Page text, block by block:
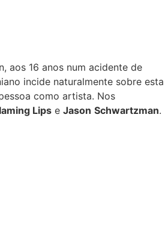
aos 16 anos num acidente de
incide naturalmente sobre esta
como artista. Nos
Lips e Jason Schwartzman.